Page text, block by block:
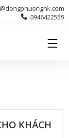
0946422559
KHÁCH